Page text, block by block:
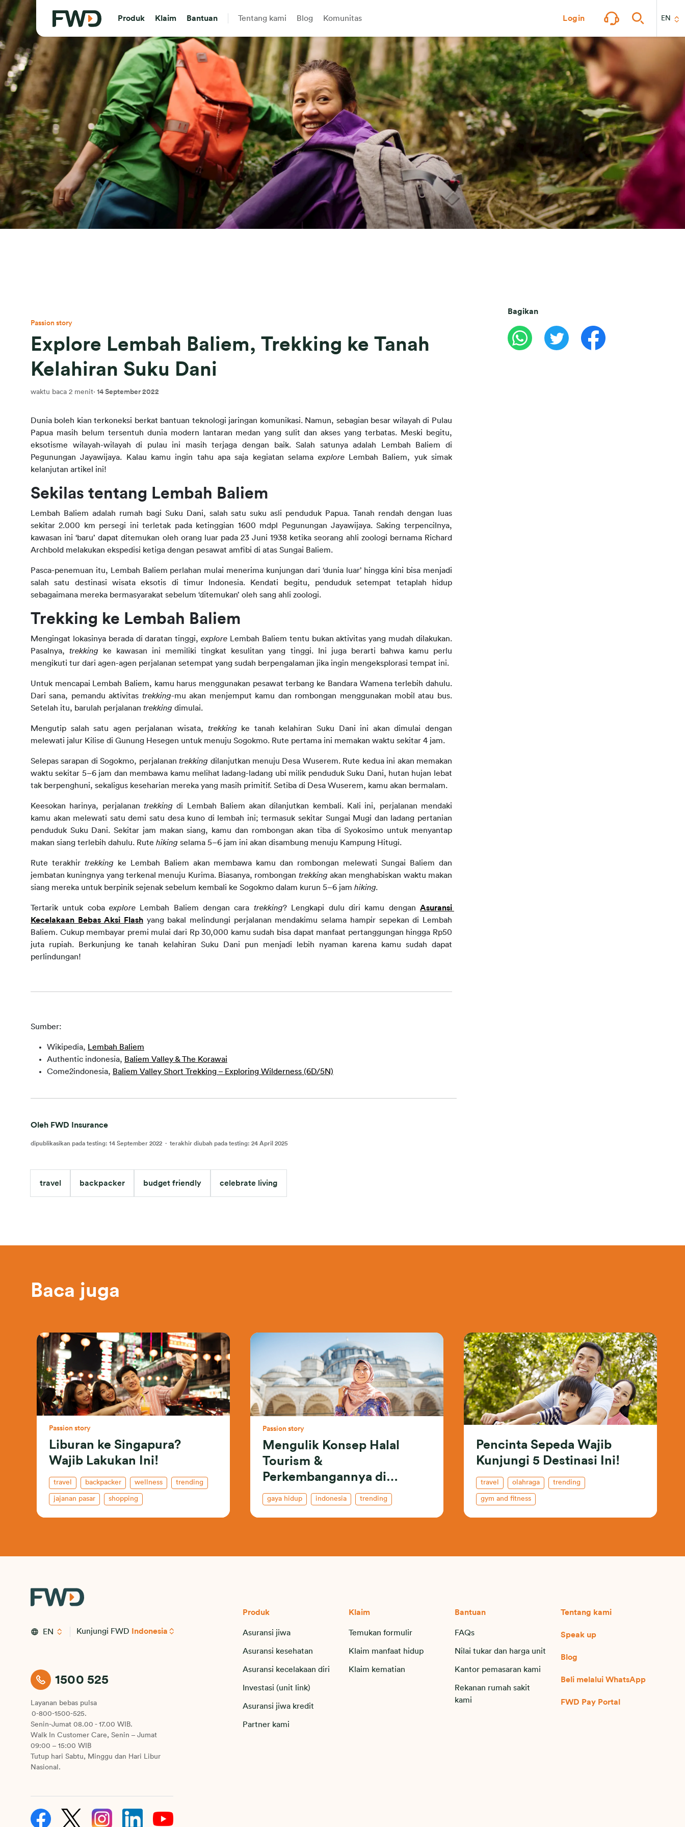
Produk Klaim Bantuan Tentang kami Blog Komunitas Login EN
Passion story
Explore Lembah Baliem, Trekking ke Tanah
Kelahiran Suku Dani
waktu baca 2 menit· 14 September 2022
Dunia boleh kian terkoneksi berkat bantuan teknologi jaringan komunikasi. Namun, sebagian besar wilayah di Pulau
Papua masih belum tersentuh dunia modern lantaran medan yang sulit dan akses yang terbatas. Meski begitu,
eksotisme wilayah-wilayah di pulau ini masih terjaga dengan baik. Salah satunya adalah Lembah Baliem di
Pegunungan Jayawijaya. Kalau kamu ingin tahu apa saja kegiatan selama explore
Lembah Baliem, yuk simak
kelanjutan artikel ini!
Sekilas tentang Lembah Baliem
Lembah Baliem adalah rumah bagi Suku Dani, salah satu suku asli penduduk Papua. Tanah rendah dengan luas
sekitar 2.000 km persegi ini terletak pada ketinggian 1600 mdpl Pegunungan Jayawijaya. Saking terpencilnya,
kawasan ini ‘baru’ dapat ditemukan oleh orang luar pada 23 Juni 1938 ketika seorang ahli zoologi bernama Richard
Archbold melakukan ekspedisi ketiga dengan pesawat amfibi di atas Sungai Baliem.
Pasca-penemuan itu, Lembah Baliem perlahan mulai menerima kunjungan dari ‘dunia luar’ hingga kini bisa menjadi
salah satu destinasi wisata eksotis di timur Indonesia. Kendati begitu, penduduk setempat tetaplah hidup
sebagaimana mereka bermasyarakat sebelum ‘ditemukan’ oleh sang ahli zoologi.
Trekking ke Lembah Baliem
Mengingat lokasinya berada di daratan tinggi, explore
Lembah Baliem tentu bukan aktivitas yang mudah dilakukan.
Pasalnya, trekking
ke kawasan ini memiliki tingkat kesulitan yang tinggi. Ini juga berarti bahwa kamu perlu
mengikuti tur dari agen-agen perjalanan setempat yang sudah berpengalaman jika ingin mengeksplorasi tempat ini.
Untuk mencapai Lembah Baliem, kamu harus menggunakan pesawat terbang ke Bandara Wamena terlebih dahulu.
Dari sana, pemandu aktivitas trekking-mu akan menjemput kamu dan rombongan menggunakan mobil atau bus.
Setelah itu, barulah perjalanan trekking dimulai.
Mengutip salah satu agen perjalanan wisata, trekking
ke tanah kelahiran Suku Dani ini akan dimulai dengan
melewati jalur Kilise di Gunung Hesegen untuk menuju Sogokmo. Rute pertama ini memakan waktu sekitar 4 jam.
Selepas sarapan di Sogokmo, perjalanan trekking dilanjutkan menuju Desa Wuserem. Rute kedua ini akan memakan
waktu sekitar 5–6 jam dan membawa kamu melihat ladang-ladang ubi milik penduduk Suku Dani, hutan hujan lebat
tak berpenghuni, sekaligus keseharian mereka yang masih primitif. Setiba di Desa Wuserem, kamu akan bermalam.
Keesokan harinya, perjalanan trekking di Lembah Baliem akan dilanjutkan kembali. Kali ini, perjalanan mendaki
kamu akan melewati satu demi satu desa kuno di lembah ini; termasuk sekitar Sungai Mugi dan ladang pertanian
penduduk Suku Dani. Sekitar jam makan siang, kamu dan rombongan akan tiba di Syokosimo untuk menyantap
makan siang terlebih dahulu. Rute hiking selama 5–6 jam ini akan disambung menuju Kampung Hitugi.
Rute terakhir trekking
ke Lembah Baliem akan membawa kamu dan rombongan melewati Sungai Baliem dan
jembatan kuningnya yang terkenal menuju Kurima. Biasanya, rombongan trekking akan menghabiskan waktu makan
siang mereka untuk berpinik sejenak sebelum kembali ke Sogokmo dalam kurun 5–6 jam hiking.
Tertarik untuk coba explore Lembah Baliem dengan cara trekking? Lengkapi dulu diri kamu dengan Asuransi
Kecelakaan Bebas Aksi Flash yang bakal melindungi perjalanan mendakimu selama hampir sepekan di Lembah
Baliem. Cukup membayar premi mulai dari Rp 30,000 kamu sudah bisa dapat manfaat pertanggungan hingga Rp50
juta rupiah. Berkunjung ke tanah kelahiran Suku Dani pun menjadi lebih nyaman karena kamu sudah dapat
perlindungan!
Sumber:
Wikipedia,
Lembah Baliem
Authentic indonesia, Baliem Valley & The Korawai
Come2indonesia, Baliem Valley Short Trekking – Exploring Wilderness (6D/5N)
Oleh FWD Insurance
dipublikasikan pada testing: 14 September 2022 · terakhir diubah pada testing: 24 April 2025
travel backpacker budget friendly celebrate living
Bagikan
Baca juga
Passion story
Liburan ke Singapura?
Wajib Lakukan Ini!
travel backpacker wellness trending
jajanan pasar shopping
Passion story
Mengulik Konsep Halal
Tourism &
Perkembangannya di
Indonesia
gaya hidup indonesia trending
Pencinta Sepeda Wajib
Kunjungi 5 Destinasi Ini!
travel olahraga trending
gym and fitness
EN Kunjungi FWD Indonesia
1500 525
Layanan bebas pulsa
0-800-1500-525.
Senin-Jumat 08.00 - 17.00 WIB.
Walk In Customer Care, Senin – Jumat
09:00 – 15:00 WIB
Tutup hari Sabtu, Minggu dan Hari Libur
Nasional.
Produk
Asuransi jiwa
Asuransi kesehatan
Asuransi kecelakaan diri
Investasi (unit link)
Asuransi jiwa kredit
Partner kami
Klaim
Temukan formulir
Klaim manfaat hidup
Klaim kematian
Bantuan
FAQs
Nilai tukar dan harga unit
Kantor pemasaran kami
Rekanan rumah sakit
kami
Tentang kami
Speak up
Blog
Beli melalui WhatsApp
FWD Pay Portal